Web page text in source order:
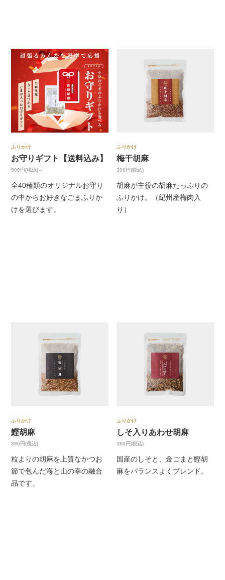
ふりかけ
お守りギフト【送料込み】
500円(税込)～
全40種類のオリジナルお守り
の中からお好きなごまふりか
けを選びます。
ふりかけ
梅干胡麻
390円(税込)
胡麻が主役の胡麻たっぷりの
ふりかけ。（紀州産梅肉入
り）
ふりかけ
鰹胡麻
390円(税込)
粒よりの胡麻を上質なかつお
節で包んだ海と山の幸の融合
品です。
ふりかけ
しそ入りあわせ胡麻
390円(税込)
国産のしそと、金ごまと鰹胡
麻をバランスよくブレンド。